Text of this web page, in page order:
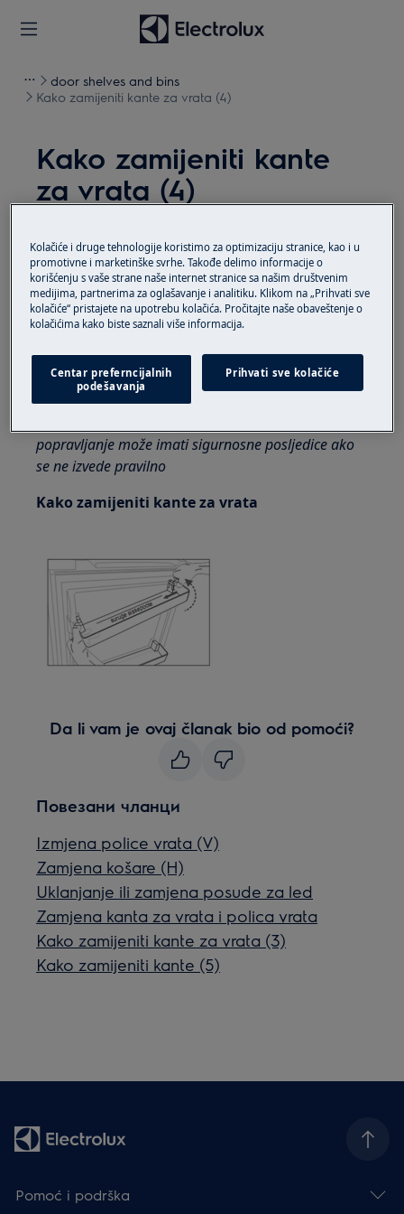
door shelves and bins
Kako zamijeniti kante za vrata (4)
Kako zamijeniti kante
za vrata (4)
Prije bilo kakvih operacija održavanja, deaktivirajte
uređaj i odspojite mrežni utikač iz utičnice.
Uvijek pazite kada premještate uređaje, za teške
uređaje potrebno je da ih premjeste dvije osobe.
Uvijek koristite zaštitne rukavice i zatvorenu obuću.
popravljanje može imati sigurnosne posljedice ako
se ne izvede pravilno
Kako zamijeniti kante za vrata
Da li vam je ovaj članak bio od pomoći?
Повезани чланци
Izmjena police vrata (V)
Zamjena košare (H)
Uklanjanje ili zamjena posude za led
Zamjena kanta za vrata i polica vrata
Kako zamijeniti kante za vrata (3)
Kako zamijeniti kante (5)
Pomoć i podrška
Kolačiće i druge tehnologije koristimo za optimizaciju stranice, kao i u
promotivne i marketinške svrhe. Takođe delimo informacije o
korišćenju s vaše strane naše internet stranice sa našim društvenim
medijima, partnerima za oglašavanje i analitiku. Klikom na „Prihvati sve
kolačiće“ pristajete na upotrebu kolačića. Pročitajte naše obaveštenje o
kolačićima kako biste saznali više informacija.
Centar preferncijalnih
podešavanja
Prihvati sve kolačiće